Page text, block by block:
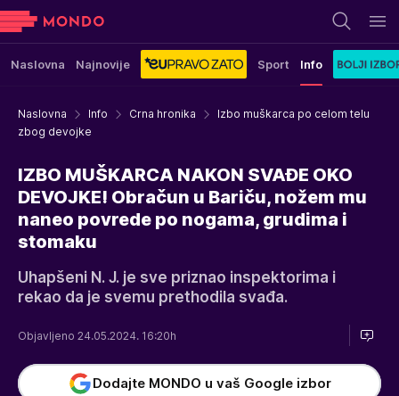
Naslovna Najnovije Sport Info
Naslovna Info Crna hronika
Izbo muškarca po celom telu
zbog devojke
IZBO MUŠKARCA NAKON SVAĐE OKO
DEVOJKE! Obračun u Bariču, nožem mu
naneo povrede po nogama, grudima i
stomaku
Uhapšeni N. J. je sve priznao inspektorima i
rekao da je svemu prethodila svađa.
Objavljeno 24.05.2024. 16:20h
Dodajte MONDO u vaš Google izbor